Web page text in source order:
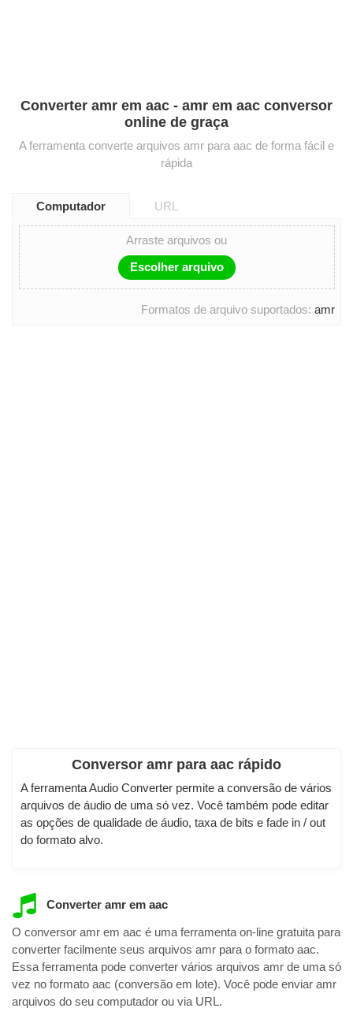
Converter amr em aac - amr em aac conversor
online de graça
A ferramenta converte arquivos amr para aac de forma fácil e
rápida
Computador URL
Arraste arquivos ou
Escolher arquivo
Formatos de arquivo suportados: amr
Conversor amr para aac rápido
A ferramenta Audio Converter permite a conversão de vários
arquivos de áudio de uma só vez. Você também pode editar
as opções de qualidade de áudio, taxa de bits e fade in / out
do formato alvo.
Converter amr em aac
O conversor amr em aac é uma ferramenta on-line gratuita para
converter facilmente seus arquivos amr para o formato aac.
Essa ferramenta pode converter vários arquivos amr de uma só
vez no formato aac (conversão em lote). Você pode enviar amr
arquivos do seu computador ou via URL.